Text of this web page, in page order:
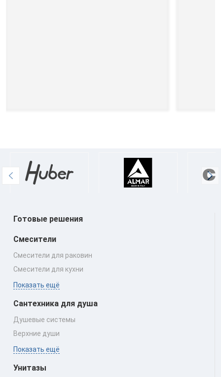
Готовые решения
Смесители
Смесители для раковин
Смесители для кухни
Показать ещё
Сантехника для душа
Душевые системы
Верхние души
Показать ещё
Унитазы